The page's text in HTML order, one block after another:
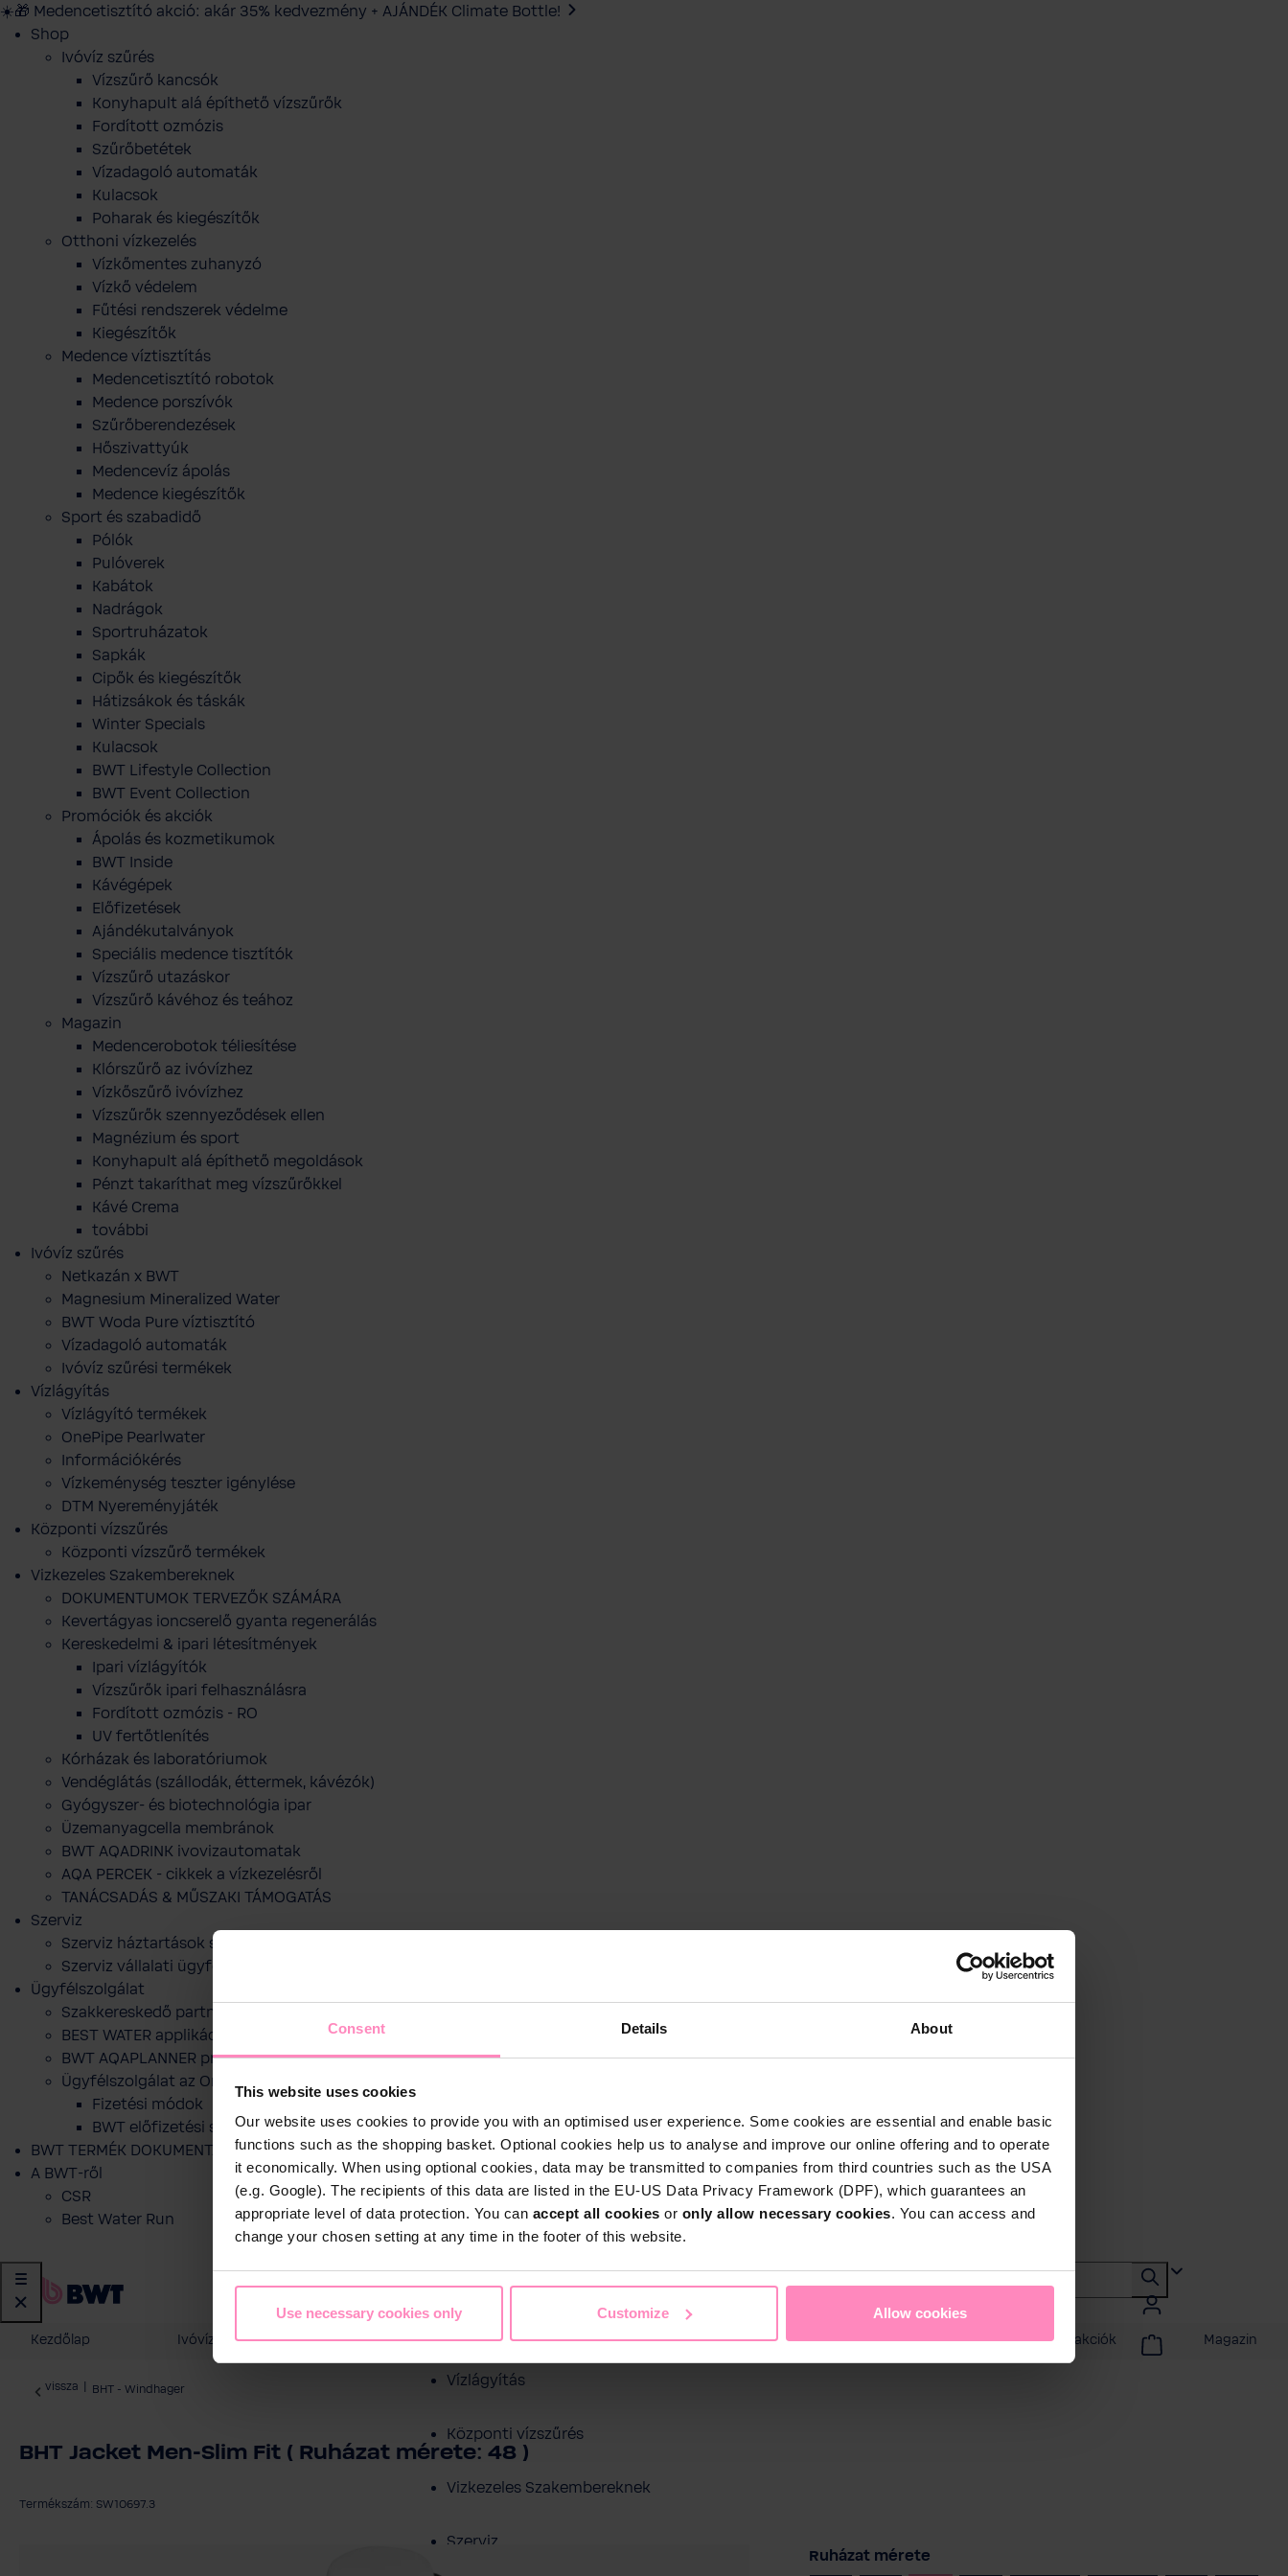
Consent Details About
This website uses cookies
Our website uses cookies to provide you with an optimised user experience. Some cookies are essential and enable basic
functions such as the shopping basket. Optional cookies help us to analyse and improve our online offering and to operate
it economically. When using optional cookies, data may be transmitted to companies from third countries such as the USA
(e.g. Google). The recipients of this data are listed in the EU-US Data Privacy Framework (DPF), which guarantees an
appropriate level of data protection. You can accept all cookies or only allow necessary cookies. You can access and
change your chosen setting at any time in the footer of this website.
Use necessary cookies only Customize Allow cookies
☀️🎁 Medencetisztító akció: akár 35% kedvezmény + AJÁNDÉK Climate Bottle!
Shop
Ivóvíz szűrés
Vízszűrő kancsók
Konyhapult alá építhető vízszűrők
Fordított ozmózis
Szűrőbetétek
Vízadagoló automaták
Kulacsok
Poharak és kiegészítők
Otthoni vízkezelés
Vízkőmentes zuhanyzó
Vízkő védelem
Fűtési rendszerek védelme
Kiegészítők
Medence víztisztítás
Medencetisztító robotok
Medence porszívók
Szűrőberendezések
Hőszivattyúk
Medencevíz ápolás
Medence kiegészítők
Sport és szabadidő
Pólók
Pulóverek
Kabátok
Nadrágok
Sportruházatok
Sapkák
Cipők és kiegészítők
Hátizsákok és táskák
Winter Specials
Kulacsok
BWT Lifestyle Collection
BWT Event Collection
Promóciók és akciók
Ápolás és kozmetikumok
BWT Inside
Kávégépek
Előfizetések
Ajándékutalványok
Speciális medence tisztítók
Vízszűrő utazáskor
Vízszűrő kávéhoz és teához
Magazin
Medencerobotok téliesítése
Klórszűrő az ivóvízhez
Vízkőszűrő ivóvízhez
Vízszűrők szennyeződések ellen
Magnézium és sport
Konyhapult alá építhető megoldások
Pénzt takaríthat meg vízszűrőkkel
Kávé Crema
további
Ivóvíz szűrés
Netkazán x BWT
Magnesium Mineralized Water
BWT Woda Pure víztisztító
Vízadagoló automaták
Ivóvíz szűrési termékek
Vízlágyítás
Vízlágyító termékek
OnePipe Pearlwater
Információkérés
Vízkeménység teszter igénylése
DTM Nyereményjáték
Központi vízszűrés
Központi vízszűrő termékek
Vizkezeles Szakembereknek
DOKUMENTUMOK TERVEZŐK SZÁMÁRA
Kevertágyas ioncserelő gyanta regenerálás
Kereskedelmi & ipari létesítmények
Ipari vízlágyítók
Vízszűrők ipari felhasználásra
Fordított ozmózis - RO
UV fertőtlenítés
Kórházak és laboratóriumok
Vendéglátás (szállodák, éttermek, kávézók)
Gyógyszer- és biotechnológia ipar
Üzemanyagcella membránok
BWT AQADRINK ivovizautomatak
AQA PERCEK - cikkek a vízkezelésről
TANÁCSADÁS & MŰSZAKI TÁMOGATÁS
Szerviz
Szerviz háztartások számára
Szerviz vállalati ügyfelek számára
Ügyfélszolgálat
Szakkereskedő partnereink
BEST WATER applikáció
BWT AQAPLANNER program
Ügyfélszolgálat az Online webshophoz
Fizetési módok
BWT előfizetési szolgáltatása
BWT TERMÉK DOKUMENTÁCIÓ
A BWT-ről
CSR
Best Water Run
Shop
Ivóvíz szűrés
Vízlágyítás
Központi vízszűrés
Vizkezeles Szakembereknek
Szerviz
Kezdőlap Ivóvíz szűrés Otthoni vízkezelés Medence víztisztítás Sport és szabadidő Promóciók és akciók Magazin
vissza BHT - Windhager
BHT Jacket Men-Slim Fit ( Ruházat mérete: 48 )
Termékszám: SW10697.3
Válasszon
Ruházat mérete